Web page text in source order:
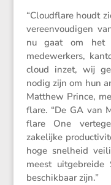
“Cloud­flare houdt
vereen­vou­digen
nu gaat om het
medewer­kers,
cloud inzet, wij
nodig zijn om hun
Matthew Prince,
flare. “De GA van
flare One
zakelijke
hoge snelheid
meest uitge­breide
beschik­baar zijn.”